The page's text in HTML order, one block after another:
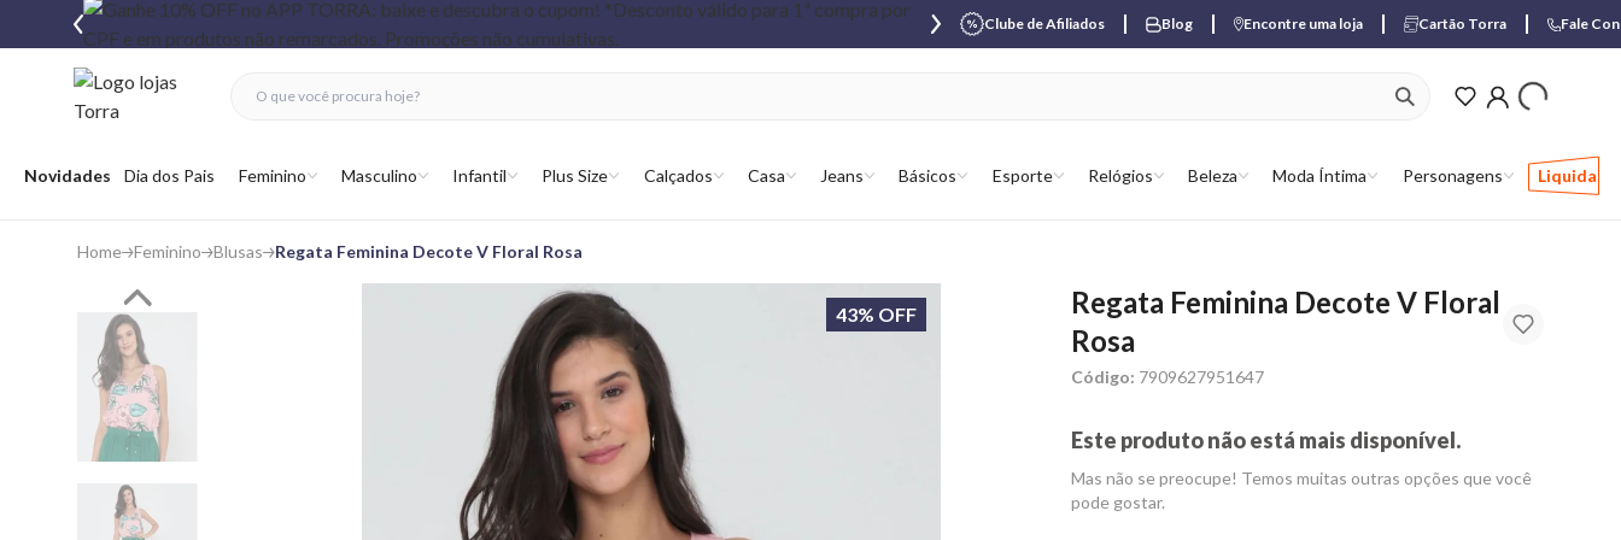
Clube de Afiliados Blog Encontre uma loja Cartão Torra Fale
Abrir menu
Novidades Dia dos Pais Feminino Masculino Infantil Plus Size Calçados Casa Jeans Básicos Esporte Relógios Beleza Moda Íntima Personagens Liquida
ver produtos
fechar menu
fechar menu
favoritos
Home Feminino Blusas Regata Feminina Decote V Floral Rosa
43% OFF
Regata Feminina Decote V Floral
Rosa
Código: 7909627951647
Este produto não está mais disponível.
Mas não se preocupe! Temos muitas outras opções que você
pode gostar.